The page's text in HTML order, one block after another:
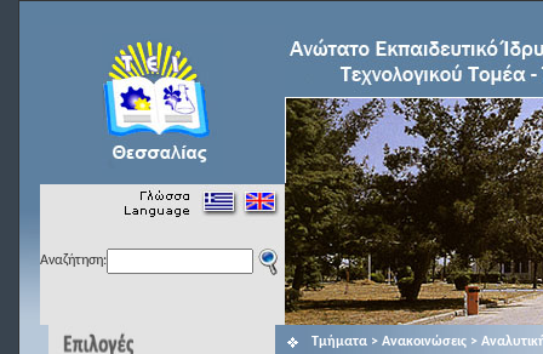
Αναζήτηση:
Τμήματα > Ανακοινώσεις >